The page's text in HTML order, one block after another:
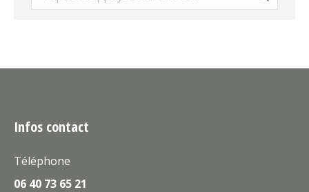
:
Infos contact
Téléphone
06 40 73 65 21